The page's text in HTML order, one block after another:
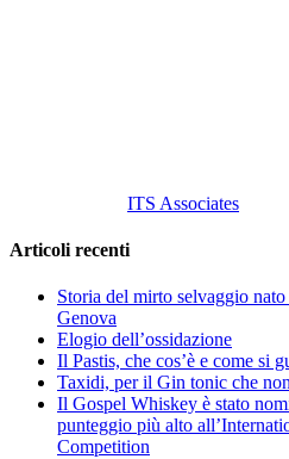
ITS Associates
Articoli recenti
Storia del mirto selvaggio
Genova
Elogio dell’ossidazione
Il Pastis, che cos’è e come si
Taxidi, per il Gin tonic che
Il Gospel Whiskey è stato
punteggio più alto
Competition